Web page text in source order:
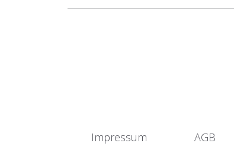
Impressum AGB